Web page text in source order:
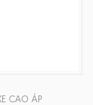
CAO ÁP